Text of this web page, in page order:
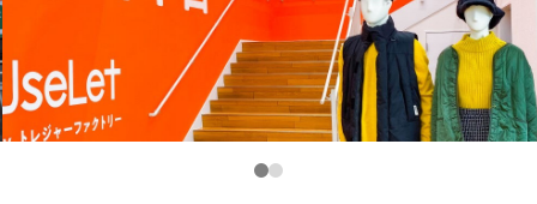
2014(43)
2013(18)